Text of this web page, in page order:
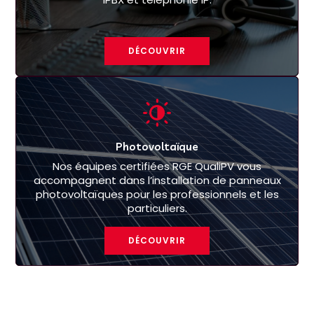
DÉCOUVRIR
Photovoltaïque
Nos équipes certifiées RGE QualiPV vous
accompagnent dans l’installation de panneaux
photovoltaïques pour les professionnels et les
particuliers.
DÉCOUVRIR